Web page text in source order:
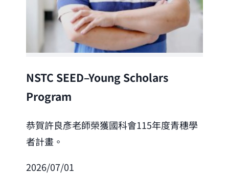
NSTC SEED–Young Scholars
Program
恭賀許良彥老師榮獲國科會115年度青穗學
者計畫。
2026/07/01